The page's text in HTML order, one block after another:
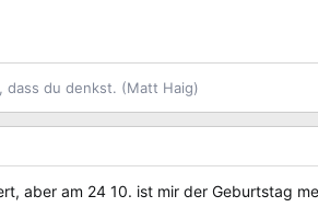
dass du denkst. (Matt Haig)
aber am 24 10. ist mir der Geburtstag